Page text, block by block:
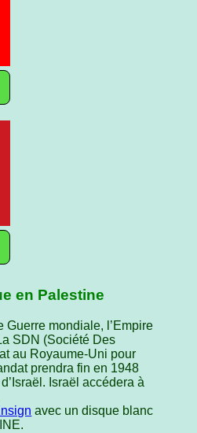
en Palestine
Guerre mondiale, l’Empire
SDN (Société Des
au Royaume-Uni pour
prendra fin en 1948
Israël accédera à
avec un disque blanc